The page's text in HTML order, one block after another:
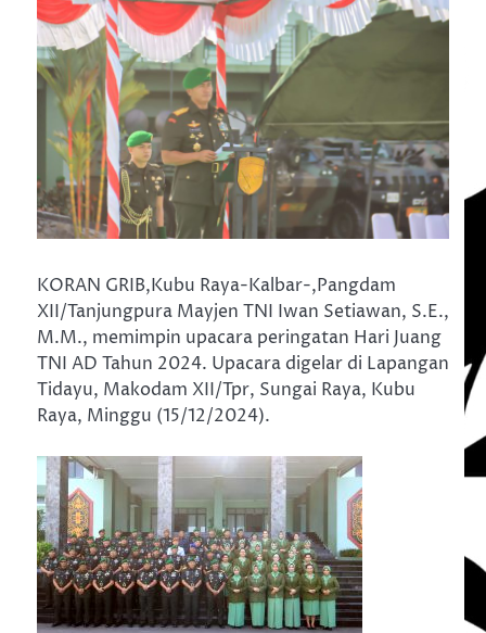
KORAN GRIB,Kubu Raya-Kalbar-,Pangdam
XII/Tanjungpura Mayjen TNI Iwan Setiawan, S.E.,
M.M., memimpin upacara peringatan Hari Juang
TNI AD Tahun 2024. Upacara digelar di Lapangan
Tidayu, Makodam XII/Tpr, Sungai Raya, Kubu
Raya, Minggu (15/12/2024).